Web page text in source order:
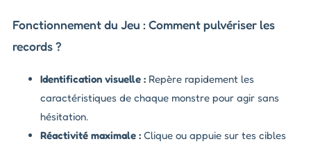
Fonctionnement du Jeu : Comment pulvériser les
records ?
Identification visuelle : Repère rapidement les
caractéristiques de chaque monstre pour agir sans
hésitation.
Réactivité maximale : Clique ou appuie sur tes cibles